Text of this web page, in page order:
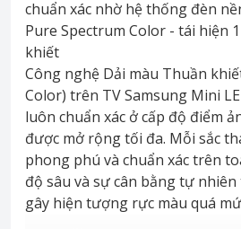
chuẩn xác nhờ hệ thống đèn
Pure Spectrum Color - tái hiện
khiết
Công nghệ Dải màu Thuần
Color) trên TV Samsung Mini
luôn chuẩn xác ở cấp độ điểm
được mở rộng tối đa. Mỗi sắc
phong phú và chuẩn xác trên
độ sâu và sự cân bằng tự
gây hiện tượng rực màu quá